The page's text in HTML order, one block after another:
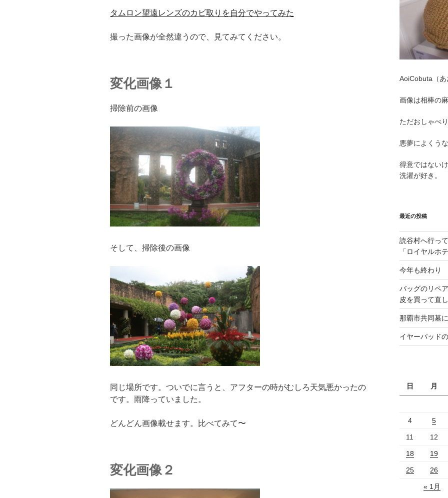
タムロン望遠レンズのカビ取りを自分でやってみた
撮った画像が全然違うので、見てみてください。
変化画像１
掃除前の画像
そして、掃除後の画像
同じ場所です。ついでに言うと、アフターの時がむしろ天気悪かったの
です。雨降っていました。
どんどん画像載せます。比べてみて〜
変化画像２
AoiCobuta（あ
画像は相棒の
ただおしゃべ
悪夢によくう
得意ではない
洗濯が好き。
最近の投稿
読谷村へ行っ
「ロイヤルホ
今年も終わり
バッグのリペ
皮を買って直
那覇市共同墓
イヤーパッド
日
月
4 5
11 12
18 19
25 26
« 1月